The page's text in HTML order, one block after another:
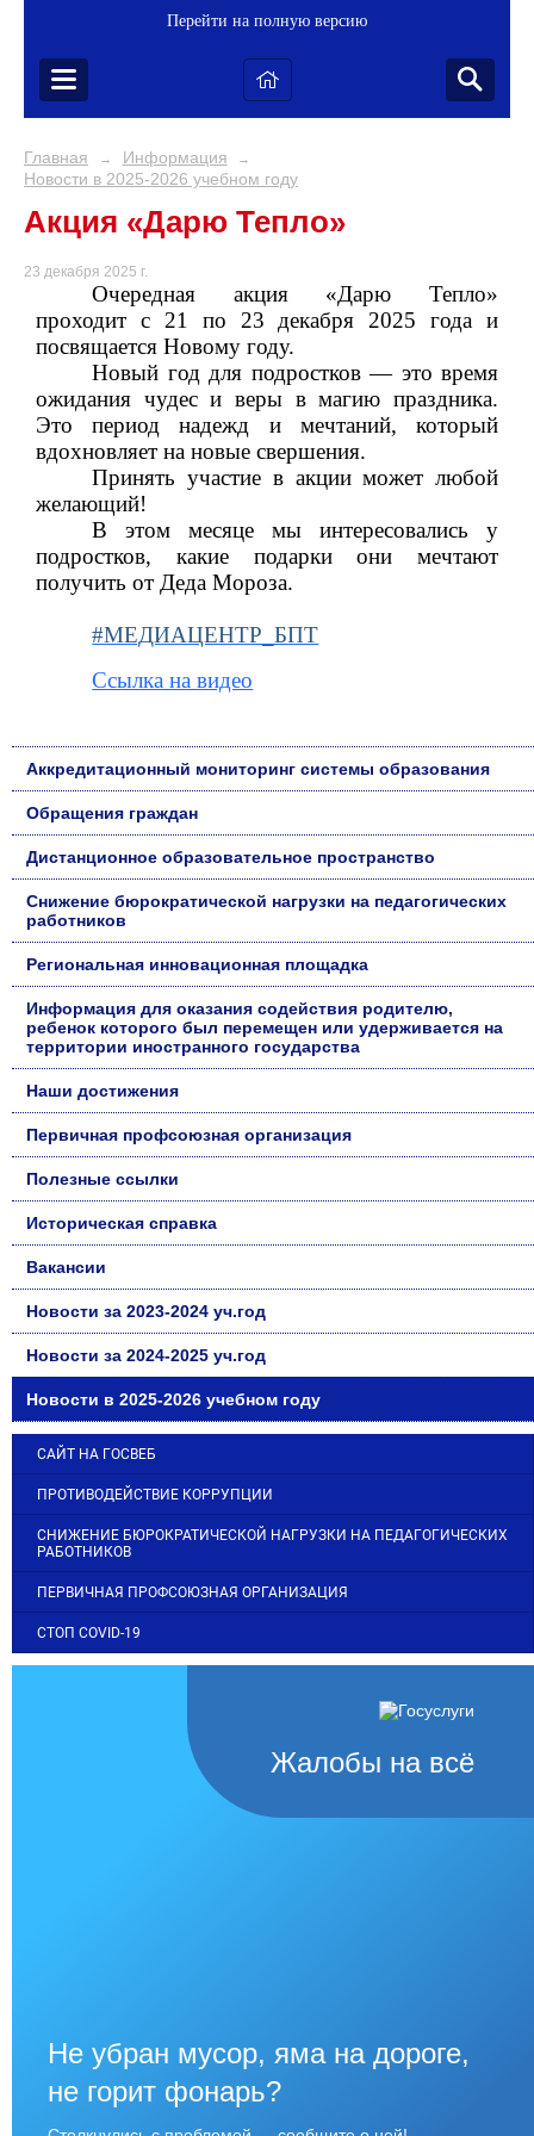
Перейти на полную версию
Главная → Информация →
Новости в 2025-2026 учебном году
Акция «Дарю Тепло»
23 декабря 2025 г.
Очередная акция «Дарю Тепло»
проходит с 21 по 23 декабря 2025 года и
посвящается Новому году.
Новый год для подростков — это время
ожидания чудес и веры в магию праздника.
Это период надежд и мечтаний, который
вдохновляет на новые свершения.
Принять участие в акции может любой
желающий!
В этом месяце мы интересовались у
подростков, какие подарки они мечтают
получить от Деда Мороза.
#МЕДИАЦЕНТР_БПТ
Ссылка на видео
Аккредитационный мониторинг системы образования
Обращения граждан
Дистанционное образовательное пространство
Снижение бюрократической нагрузки на педагогических
работников
Региональная инновационная площадка
Информация для оказания содействия родителю,
ребенок которого был перемещен или удерживается на
территории иностранного государства
Наши достижения
Первичная профсоюзная организация
Полезные ссылки
Историческая справка
Вакансии
Новости за 2023-2024 уч.год
Новости за 2024-2025 уч.год
Новости в 2025-2026 учебном году
САЙТ НА ГОСВЕБ
ПРОТИВОДЕЙСТВИЕ КОРРУПЦИИ
СНИЖЕНИЕ БЮРОКРАТИЧЕСКОЙ НАГРУЗКИ НА ПЕДАГОГИЧЕСКИХ
РАБОТНИКОВ
ПЕРВИЧНАЯ ПРОФСОЮЗНАЯ ОРГАНИЗАЦИЯ
СТОП COVID-19
Жалобы на всё
Не убран мусор, яма на дороге,
не горит фонарь?